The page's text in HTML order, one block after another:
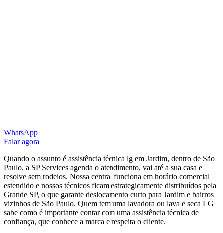
WhatsApp
Falar agora
Quando o assunto é assistência técnica lg em Jardim, dentro de São
Paulo, a SP Services agenda o atendimento, vai até a sua casa e
resolve sem rodeios. Nossa central funciona em horário comercial
estendido e nossos técnicos ficam estrategicamente distribuídos pela
Grande SP, o que garante deslocamento curto para Jardim e bairros
vizinhos de São Paulo. Quem tem uma lavadora ou lava e seca LG
sabe como é importante contar com uma assistência técnica de
confiança, que conhece a marca e respeita o cliente.